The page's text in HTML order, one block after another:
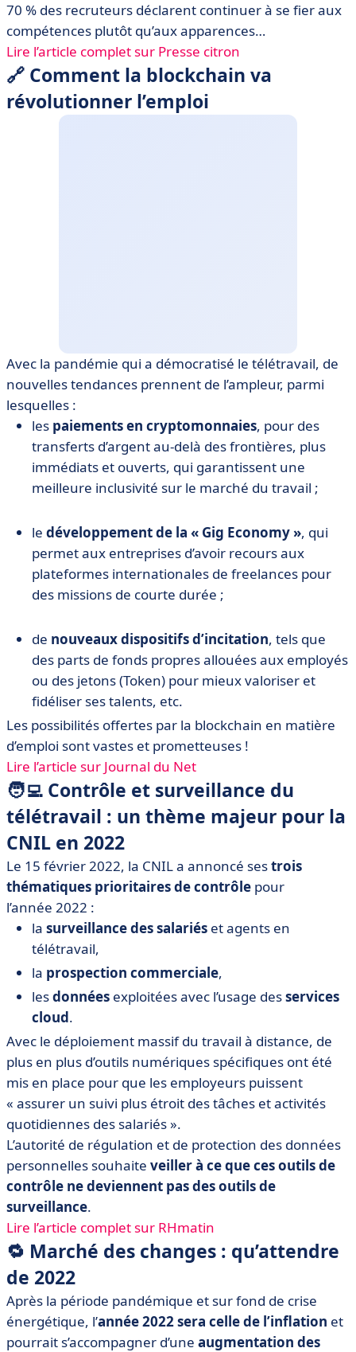
70 % des recruteurs déclarent continuer à se fier aux
compétences plutôt qu’aux apparences…
Lire l’article complet sur Presse citron
🔗 Comment la blockchain va
révolutionner l’emploi
Avec la pandémie qui a démocratisé le télétravail, de
nouvelles tendances prennent de l’ampleur, parmi
lesquelles :
les paiements en cryptomonnaies, pour des
transferts d’argent au-delà des frontières, plus
immédiats et ouverts, qui garantissent une
meilleure inclusivité sur le marché du travail ;
le développement de la « Gig Economy », qui
permet aux entreprises d’avoir recours aux
plateformes internationales de freelances pour
des missions de courte durée ;
de nouveaux dispositifs d’incitation, tels que
des parts de fonds propres allouées aux employés
ou des jetons (Token) pour mieux valoriser et
fidéliser ses talents, etc.
Les possibilités offertes par la blockchain en matière
d’emploi sont vastes et prometteuses !
Lire l’article sur Journal du Net
🧑‍💻 Contrôle et surveillance du
télétravail : un thème majeur pour la
CNIL en 2022
Le 15 février 2022, la CNIL a annoncé sestrois
thématiques prioritaires de contrôle pour
l’année 2022 :
la surveillance des salariés et agents en
télétravail,
la prospection commerciale,
lesdonnées exploitées avec l’usage desservices
cloud.
Avec le déploiement massif du travail à distance, de
plus en plus d’outils numériques spécifiques ont été
mis en place pour que les employeurs puissent
« assurer un suivi plus étroit des tâches et activités
quotidiennes des salariés ».
L’autorité de régulation et de protection des données
personnelles souhaite veiller à ce que ces outils de
contrôle ne deviennent pas des outils de
surveillance.
Lire l’article complet sur RHmatin
🔁 Marché des changes : qu’attendre
de 2022
Après la période pandémique et sur fond de crise
énergétique, l’année 2022 sera celle de l’inflation et
pourrait s’accompagner d’une augmentation des